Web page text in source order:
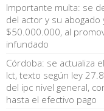
Importante multa: se
del actor y su
$50.000.000, al
infundado
Córdoba: se actualiza
lct, texto según ley
del ipc nivel general,
hasta el efectivo pago